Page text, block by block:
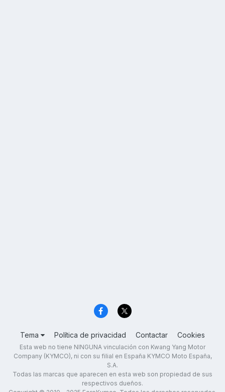
Tema Política de privacidad Contactar Cookies
Esta web no tiene NINGUNA vinculación con Kwang Yang Motor
Company (KYMCO), ni con su filial en España KYMCO Moto España,
S.A.
Todas las marcas que aparecen en esta web son propiedad de sus
respectivos dueños.